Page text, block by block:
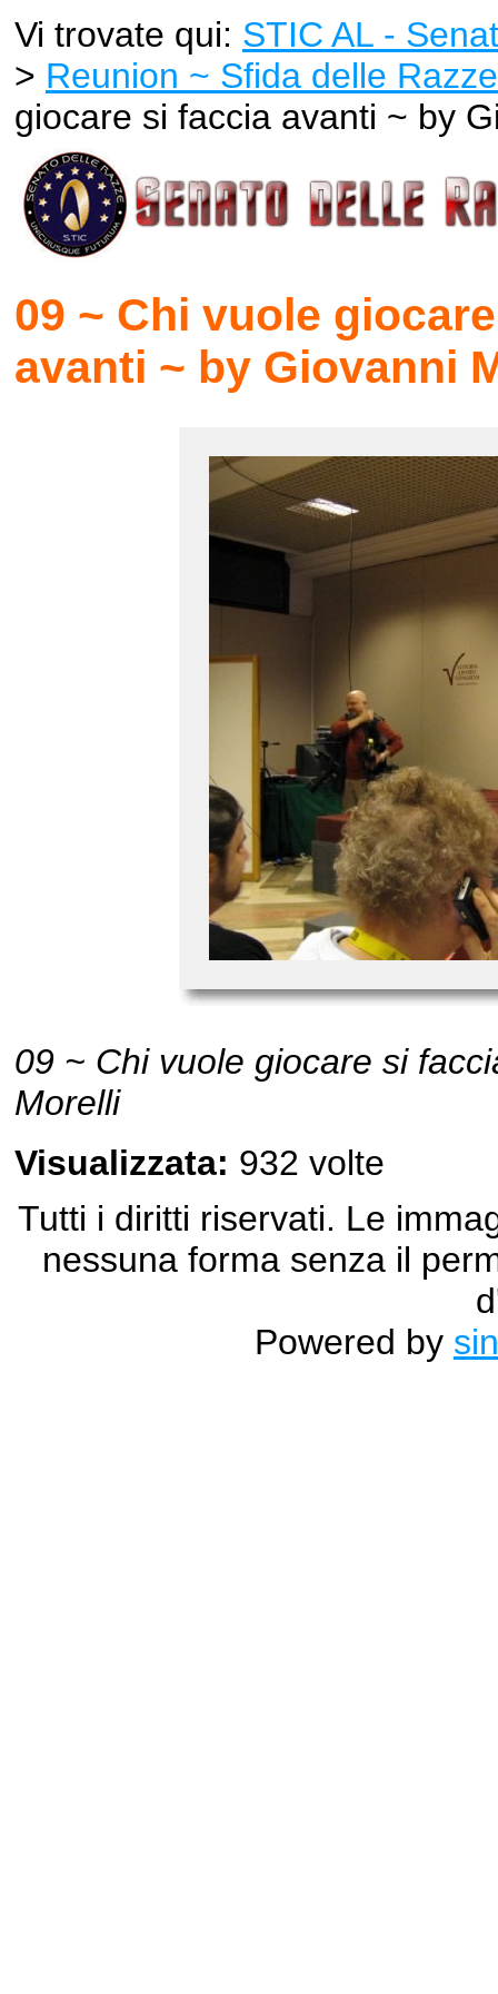
Vi trovate qui: STIC AL -
> Reunion ~ Sfida delle Razze
giocare si faccia avanti ~ by
09 ~ Chi vuole
avanti ~ by Giovanni
09 ~ Chi vuole giocare si
Morelli
Visualizzata: 932 volte
Tutti i diritti riservati. Le
nessuna forma senza il
Powered by